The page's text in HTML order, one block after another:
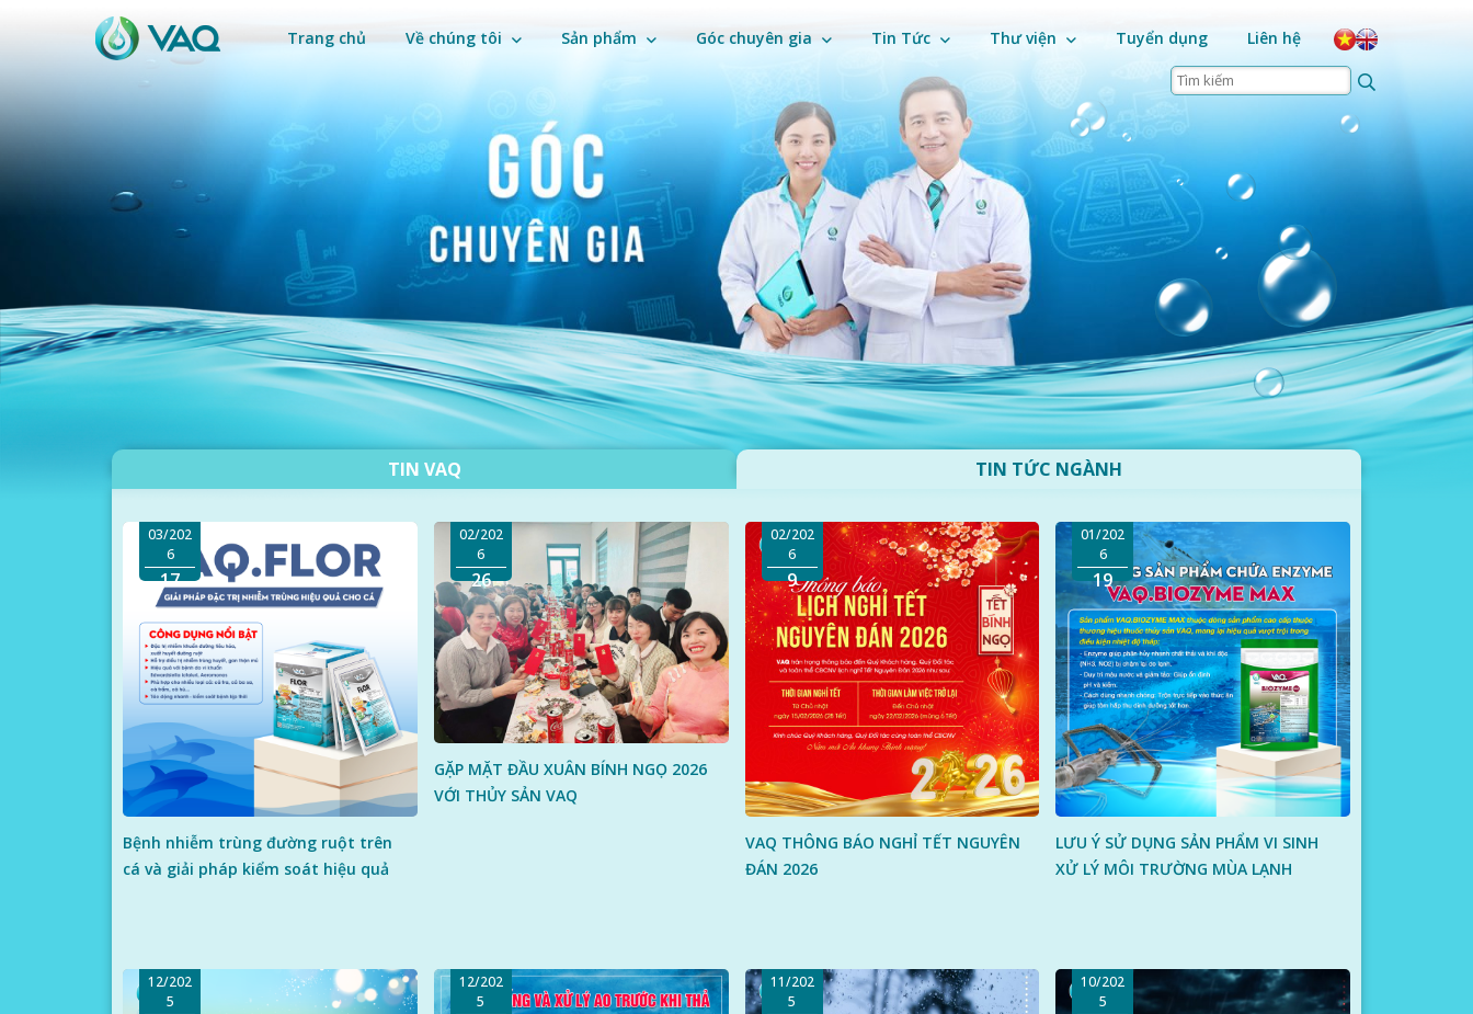
Trang chủ Về chúng tôi Sản phẩm Góc chuyên gia Tin Tức Thư viện Tuyển dụng Liên hệ
TIN VAQ TIN TỨC NGÀNH
03/202
6
17
Bệnh nhiễm trùng đường ruột trên
cá và giải pháp kiểm soát hiệu quả
02/202
6
26
GẶP MẶT ĐẦU XUÂN BÍNH NGỌ 2026
VỚI THỦY SẢN VAQ
02/202
6
9
VAQ THÔNG BÁO NGHỈ TẾT NGUYÊN
ĐÁN 2026
01/202
6
19
LƯU Ý SỬ DỤNG SẢN PHẨM VI SINH
XỬ LÝ MÔI TRƯỜNG MÙA LẠNH
12/202
5
12/202
5
11/202
5
10/202
5